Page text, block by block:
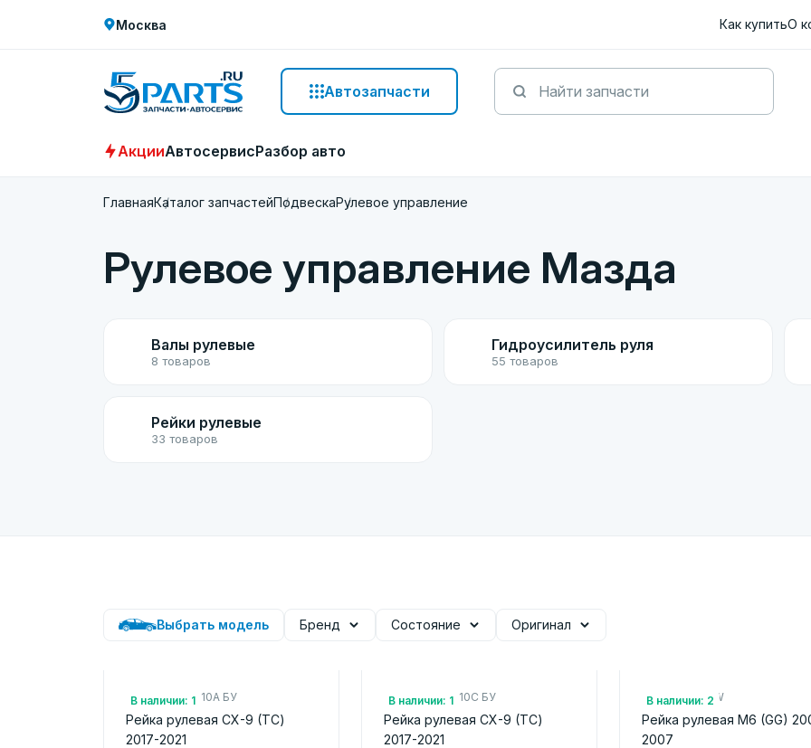
Москва Как купитьО
Автозапчасти
АкцииАвтосервисРазбор авто
ГлавнаяКаталог запчастейПодвескаРулевое управление
Рулевое управление Мазда
Валы рулевые
8 товаров
Гидроусилитель руля
55 товаров
Рейки рулевые
33 товаров
Выбрать модель Бренд Состояние Оригинал
В наличии: 1
Арт.: TK4832110A БУ
Рейка рулевая CX-9 (TС)
2017-2021
В наличии: 1
Арт.: TK4832110C БУ
Рейка рулевая CX-9 (TС)
2017-2021
В наличии: 2
Арт.: R22101NW
Рейка рулевая M6 (GG)
2007